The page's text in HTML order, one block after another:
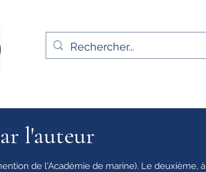
l'auteur
de l'Académie de marine). Le deuxième, à